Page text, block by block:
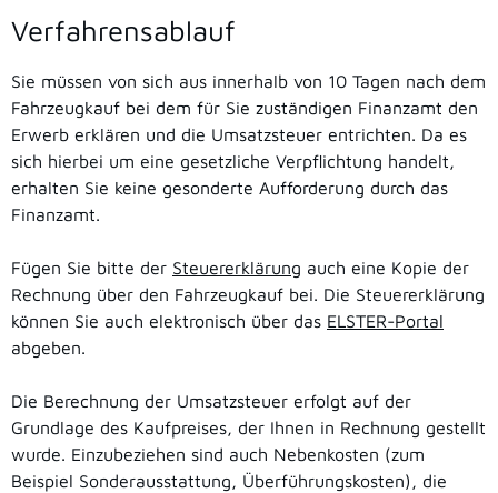
Verfahrensablauf
Sie müssen von sich aus innerhalb von 10 Tagen nach dem
Fahrzeugkauf bei dem für Sie zuständigen Finanzamt den
Erwerb erklären und die Umsatzsteuer entrichten. Da es
sich hierbei um eine gesetzliche Verpflichtung handelt,
erhalten Sie keine gesonderte Aufforderung durch das
Finanzamt.
Fügen Sie bitte der Steuererklärung auch eine Kopie der
Rechnung über den Fahrzeugkauf bei. Die Steuererklärung
können Sie auch elektronisch über das ELSTER-Portal
abgeben.
Die Berechnung der Umsatzsteuer erfolgt auf der
Grundlage des Kaufpreises, der Ihnen in Rechnung gestellt
wurde. Einzubeziehen sind auch Nebenkosten (zum
Beispiel Sonderausstattung, Überführungskosten), die